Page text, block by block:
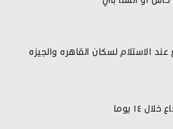
عند الاستلام لسكان القاهره والجيزه
١٤ يوما